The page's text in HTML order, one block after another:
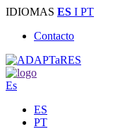
IDIOMAS ES I PT
Contacto
Es
ES
PT